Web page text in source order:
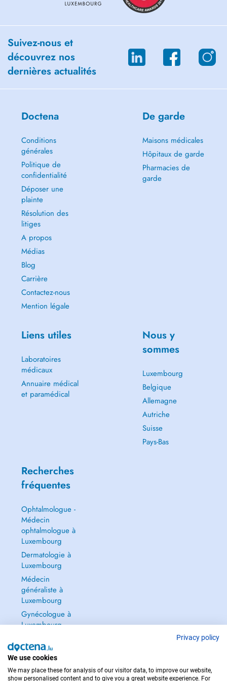
--> ATTENTION: Lors de la remise du plan alimentaire, je ne fais pas
de plan journalier. Je laisse le choix au patient de choisir les aliments
Suivez-nous et
découvrez nos
dernières actualités
Doctena
Conditions
générales
Politique de
confidentialité
Déposer une
plainte
Résolution des
litiges
A propos
Médias
Blog
Carrière
Contactez-nous
Mention légale
De garde
Maisons médicales
Hôpitaux de garde
Pharmacies de
garde
Liens utiles
Laboratoires
médicaux
Annuaire médical
et paramédical
Nous y
sommes
Luxembourg
Belgique
Allemagne
Autriche
Suisse
Pays-Bas
Recherches
fréquentes
Ophtalmologue -
Médecin
ophtalmologue à
Luxembourg
Dermatologie à
Luxembourg
Médecin
généraliste à
Luxembourg
Gynécologue à
Luxembourg
Privacy policy
We use cookies
We may place these for analysis of our visitor data, to improve our website,
show personalised content and to give you a great website experience. For